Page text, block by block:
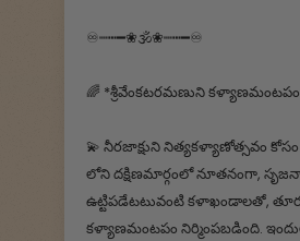
♾┉┅━❀🕉️❀┉┅━♾
🌈 *శ్రీవేంకటరమణుని
💫 నీరజాక్షుని నిత్యకళ్యాణోత్సవం కోసం
లోని దక్షిణమార్గంలో నూతనంగా,
ఉట్టిపడేటటువంటి కళాఖండాలతో,
కళ్యాణమంటపం నిర్మింపబడింది.